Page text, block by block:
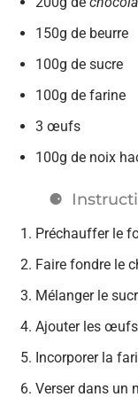
150g de beurre
100g de sucre
100g de farine
3 œufs
100g de noix
Préchauffer le
Faire fondre le
Mélanger le
Ajouter les
Incorporer la
Verser dans un